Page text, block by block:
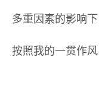
多重因素的影响
按照我的一贯作